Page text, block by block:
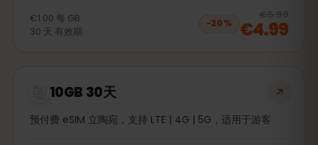
€1.00 每 GB
30 天 有效期
−20%
€5.99
€4.99
10GB 30天
预付费 eSIM 立陶宛，支持 LTE | 4G | 5G，适用于游客